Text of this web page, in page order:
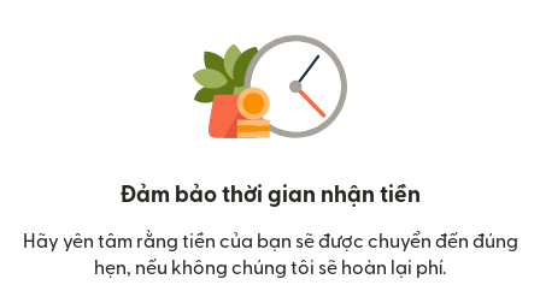
Đảm bảo thời gian nhận tiền
Hãy yên tâm rằng tiền của bạn sẽ được chuyển đến đúng
hẹn, nếu không chúng tôi sẽ hoàn lại phí.